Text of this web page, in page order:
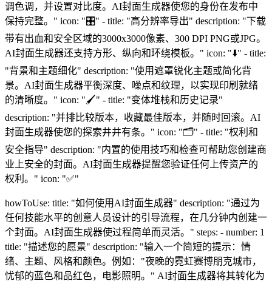
调色调，并设置对比度。AI封面生成器使您的身份在发布中
保持完整。" icon: "🎛️" - title: "高分辨率导出" description: "下载
带有出血和安全区域的3000x3000像素、300 DPI PNG或JPG。
AI封面生成器还支持方形、纵向和环绕模板。" icon: "⬇️" - title:
"背景和主题细化" description: "使用遮罩锐化主题或简化背
景。AI封面生成器平衡深度、噪点和纹理，以实现印刷就绪
的清晰度。" icon: "🖌️" - title: "变体堆栈和历史记录"
description: "并排比较版本，收藏最佳版本，并随时回滚。AI
封面生成器使您的探索井井有条。" icon: "🗂️" - title: "权利和
安全指导" description: "内置的使用技巧和检查可帮助您创建商
业上安全的封面。AI封面生成器提醒您验证任何上传资产的
权利。" icon: "✅"
howToUse: title: "如何使用AI封面生成器" description: "通过为
任何技能水平的创意人员设计的引导流程，在几分钟内创建一
个封面。AI封面生成器使过程简单而灵活。" steps: - number: 1
title: "描述您的愿景" description: "输入一个简短的提示：情
绪、主题、风格和颜色。例如："夜晚的霓虹赛博朋克城市，
忧郁的蓝色和品红色，电影照明。" AI封面生成器将其转化为